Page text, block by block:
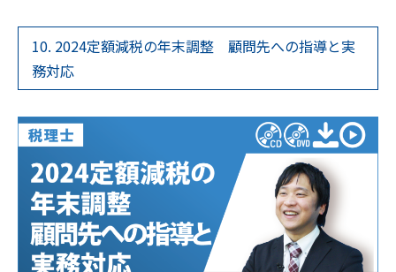
10. 2024定額減税の年末調整 顧問先への指導と実
務対応